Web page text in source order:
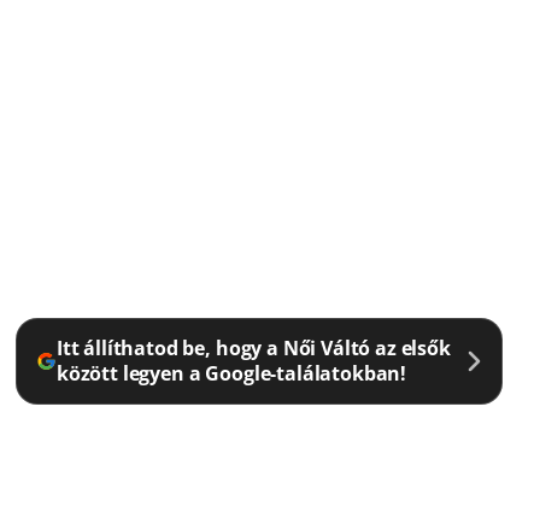
Itt állíthatod be, hogy a Női Váltó az elsők
között legyen a Google-találatokban!